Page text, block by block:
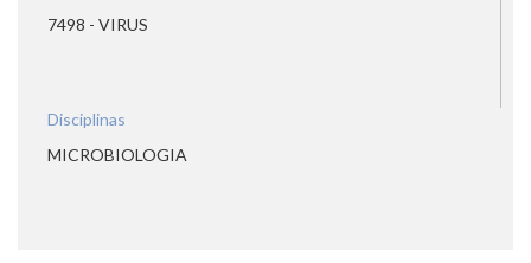
POSIBLE CICLO DE TRANSMISIÓN VIRAL
7498 - VIRUS
Disciplinas
MICROBIOLOGIA